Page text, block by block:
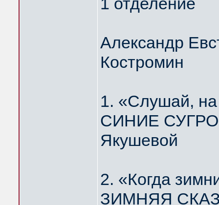
Александр
Костромин
1. «Слушай,
СИНИЕ
Якушевой
2. «Когда
ЗИМНЯЯ